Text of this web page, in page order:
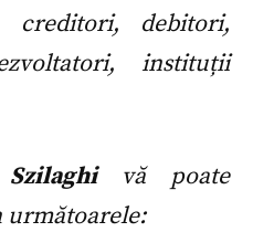
creditori, debitori,
instituții
vă poate